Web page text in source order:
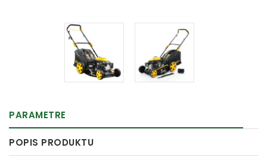
PARAMETRE
POPIS PRODUKTU